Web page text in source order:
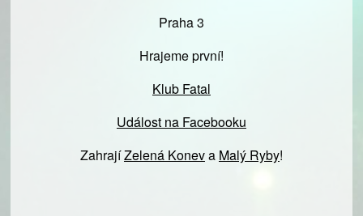
Praha 3
Hrajeme první!
Klub Fatal
Událost na Facebooku
ZahrajíZelená Koneva Malý Ryby!